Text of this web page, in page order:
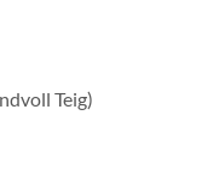
Teig)